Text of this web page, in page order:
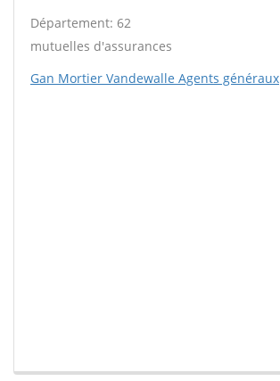
Département: 62
mutuelles d'assurances
Gan Mortier Vandewalle Agents généraux